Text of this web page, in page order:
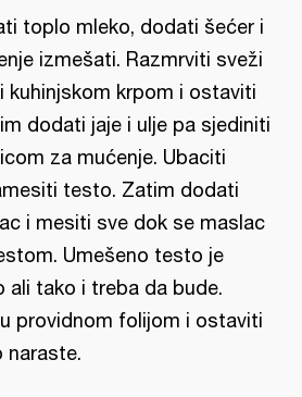
toplo mleko, dodati šećer i
izmešati. Razmrviti sveži
kuhinjskom krpom i ostaviti
dodati jaje i ulje pa sjediniti
za mućenje. Ubaciti
testo. Zatim dodati
i mesiti sve dok se maslac
Umešeno testo je
ali tako i treba da bude.
providnom folijom i ostaviti
naraste.